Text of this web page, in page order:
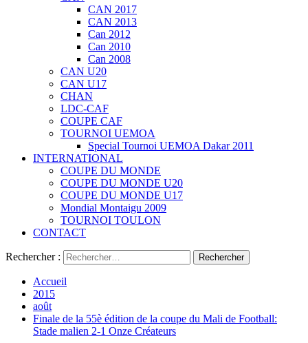
CAN 2017
CAN 2013
Can 2012
Can 2010
Can 2008
CAN U20
CAN U17
CHAN
LDC-CAF
COUPE CAF
TOURNOI UEMOA
Special Tournoi UEMOA Dakar 2011
INTERNATIONAL
COUPE DU MONDE
COUPE DU MONDE U20
COUPE DU MONDE U17
Mondial Montaigu 2009
TOURNOI TOULON
CONTACT
Rechercher :
Accueil
2015
août
Finale de la 55è édition de la coupe du Mali de Football:
Stade malien 2-1 Onze Créateurs